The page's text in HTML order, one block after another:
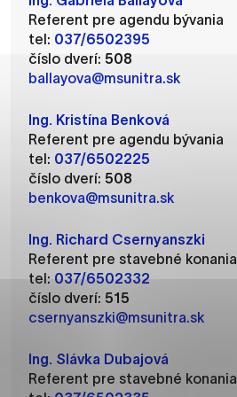
Referent pre agendu bývania
tel: 037/6502395
číslo dverí: 508
ballayova@msunitra.sk
Ing. Kristína Benková
Referent pre agendu bývania
tel: 037/6502225
číslo dverí: 508
benkova@msunitra.sk
Ing. Richard Csernyanszki
Referent pre stavebné konania
tel: 037/6502332
číslo dverí: 515
csernyanszki@msunitra.sk
Ing. Slávka Dubajová
Referent pre stavebné konania
uplatniteľnými tým,
stránku používajú,